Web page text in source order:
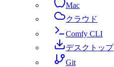
Mac
クラウド
Comfy CLI
デスクトップ
Git